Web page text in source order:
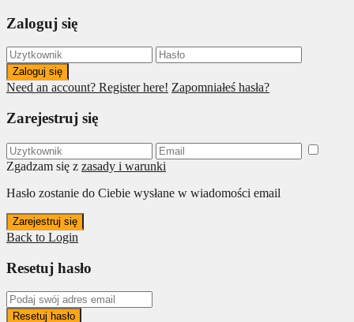
Zaloguj się
Zaloguj się
Need an account? Register here! Zapomniałeś hasła?
Zarejestruj się
Zgadzam się z zasady i warunki
Hasło zostanie do Ciebie wysłane w wiadomości email
Zarejestruj się
Back to Login
Resetuj hasło
Resetuj hasło